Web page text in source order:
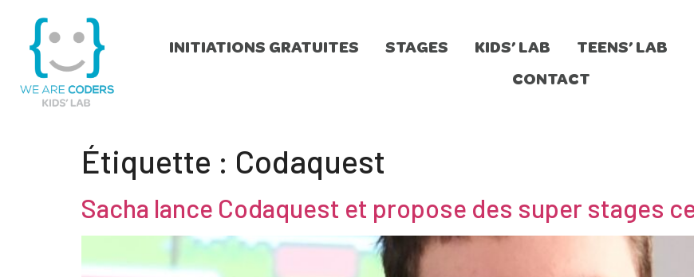
INITIATIONS GRATUITES STAGES KIDS’ LAB TEENS’ LAB
CONTACT
Étiquette : Codaquest
Sacha lance Codaquest et propose des super stages